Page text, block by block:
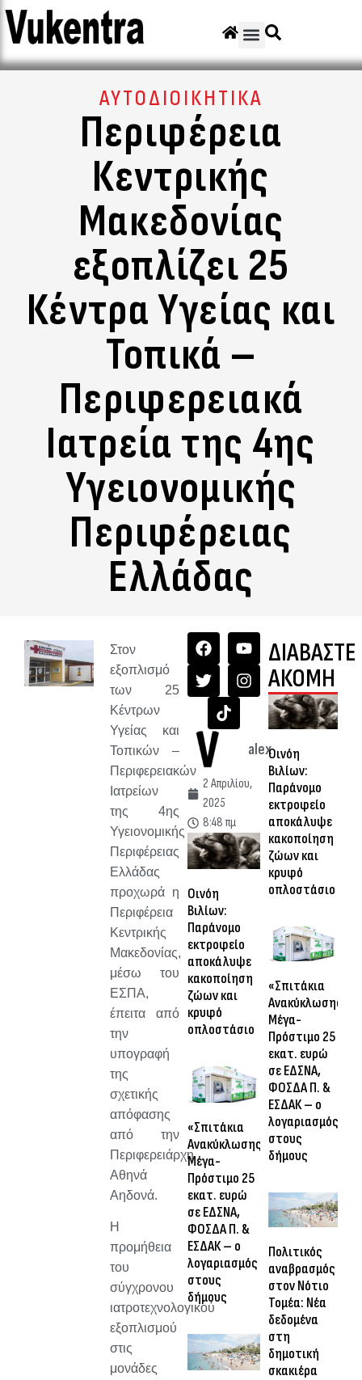
ΑΥΤΟΔΙΟΙΚΗΤΙΚΑ
Περιφέρεια
Κεντρικής
Μακεδονίας
εξοπλίζει 25
Κέντρα Υγείας και
Τοπικά –
Περιφερειακά
Ιατρεία της 4ης
Υγειονομικής
Περιφέρειας
Ελλάδας
Στον
εξοπλισμό
των 25
Κέντρων
Υγείας και
Τοπικών –
Περιφερειακών
Ιατρείων
της 4ης
Υγειονομικής
Περιφέρειας
Ελλάδας
προχωρά η
Περιφέρεια
Κεντρικής
Μακεδονίας,
μέσω του
ΕΣΠΑ,
έπειτα από
την
υπογραφή
της
σχετικής
απόφασης
από την
Περιφερειάρχη
Αθηνά
Αηδονά.
Η
προμήθεια
του
σύγχρονου
ιατροτεχνολογικού
εξοπλισμού
στις
μονάδες
alex
2 Απριλίου,
2025
8:48 πμ
Οινόη
Βιλίων:
Παράνομο
εκτροφείο
αποκάλυψε
κακοποίηση
ζώων και
κρυφό
οπλοστάσιο
«Σπιτάκια
Ανακύκλωσης»:
Μέγα-
Πρόστιμο 25
εκατ. ευρώ
σε ΕΔΣΝΑ,
ΦΟΣΔΑ Π. &
ΕΣΔΑΚ – ο
λογαριασμός
στους
δήμους
ΔΙΑΒΑΣΤΕ
ΑΚΟΜΗ
Οινόη
Βιλίων:
Παράνομο
εκτροφείο
αποκάλυψε
κακοποίηση
ζώων και
κρυφό
οπλοστάσιο
«Σπιτάκια
Ανακύκλωσης»:
Μέγα-
Πρόστιμο 25
εκατ. ευρώ
σε ΕΔΣΝΑ,
ΦΟΣΔΑ Π. &
ΕΣΔΑΚ – ο
λογαριασμός
στους
δήμους
Πολιτικός
αναβρασμός
στον Νότιο
Τομέα: Νέα
δεδομένα
στη
δημοτική
σκακιέρα